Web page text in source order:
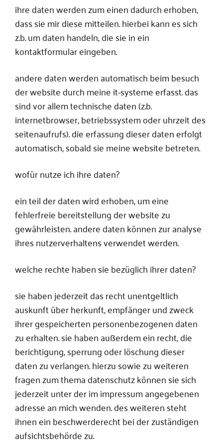
ihre daten werden zum einen dadurch erhoben,
dass sie mir diese mitteilen. hierbei kann es sich
z.b. um daten handeln, die sie in ein
kontaktformular eingeben.
andere daten werden automatisch beim besuch
der website durch meine it-systeme erfasst. das
sind vor allem technische daten (z.b.
internetbrowser, betriebssystem oder uhrzeit des
seitenaufrufs). die erfassung dieser daten erfolgt
automatisch, sobald sie meine website betreten.
wofür nutze ich ihre daten?
ein teil der daten wird erhoben, um eine
fehlerfreie bereitstellung der website zu
gewährleisten. andere daten können zur analyse
ihres nutzerverhaltens verwendet werden.
welche rechte haben sie bezüglich ihrer daten?
sie haben jederzeit das recht unentgeltlich
auskunft über herkunft, empfänger und zweck
ihrer gespeicherten personenbezogenen daten
zu erhalten. sie haben außerdem ein recht, die
berichtigung, sperrung oder löschung dieser
daten zu verlangen. hierzu sowie zu weiteren
fragen zum thema datenschutz können sie sich
jederzeit unter der im impressum angegebenen
adresse an mich wenden. des weiteren steht
ihnen ein beschwerderecht bei der zuständigen
aufsichtsbehörde zu.